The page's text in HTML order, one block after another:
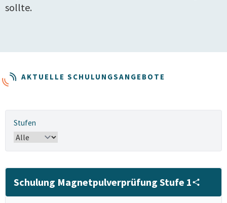
sollte.
AKTUELLE SCHULUNGSANGEBOTE
Stufen
Schulung Magnetpulverprüfung Stufe 1